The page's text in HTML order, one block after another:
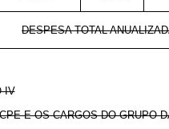
DESPESA TOTAL
IV
E OS CARGOS DO GRUPO